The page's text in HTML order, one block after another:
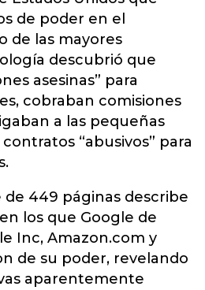
de poder en el
de las mayores
descubrió que
asesinas” para
cobraban comisiones
a las pequeñas
“abusivos” para
449 páginas describe
los que Google de
Inc, Amazon.com y
de su poder, revelando
aparentemente